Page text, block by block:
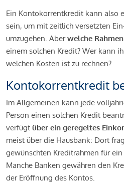
Ein Kontokorrentkredit kann also
sein, um mit zeitlich versetzten
umzugehen. Aberwelche
einem solchen Kredit? Wer kann
welchen Kosten ist zu rechnen?
Kontokorrentkredit
Im Allgemeinen kann jede
Person einen solchen Kredit
verfügt über ein geregeltes
meist über die Hausbank: Dort
gewünschten Kreditrahmen für
Manche Banken gewähren den
der Eröffnung des Kontos.